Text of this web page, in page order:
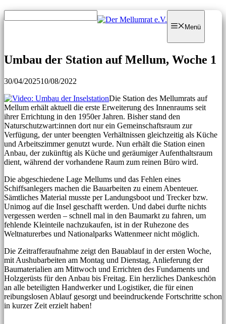
Zum
Inhalt
Zum
Inhalt
Menü
Umbau der Station auf Mellum, Woche 1
30/04/202510/08/2022
Die Station des Mellumrats auf
Mellum erhält aktuell die erste Erweiterung des Innenraums seit
ihrer Errichtung in den 1950er Jahren. Bisher stand den
Naturschutzwart:innen dort nur ein Gemeinschaftsraum zur
Verfügung, der unter beengten Verhältnissen gleichzeitig als Küche
und Arbeitszimmer genutzt wurde. Nun erhält die Station einen
Anbau, der zukünftig als Küche und geräumiger Aufenthaltsraum
dient, während der vorhandene Raum zum reinen Büro wird.
Die abgeschiedene Lage Mellums und das Fehlen eines
Schiffsanlegers machen die Bauarbeiten zu einem Abenteuer.
Sämtliches Material musste per Landungsboot und Trecker bzw.
Unimog auf die Insel geschafft werden. Und dabei durfte nichts
vergessen werden – schnell mal in den Baumarkt zu fahren, um
fehlende Kleinteile nachzukaufen, ist in der Ruhezone des
Weltnaturerbes und Nationalparks Wattenmeer nicht möglich.
Die Zeitrafferaufnahme zeigt den Bauablauf in der ersten Woche,
mit Aushubarbeiten am Montag und Dienstag, Anlieferung der
Baumaterialien am Mittwoch und Errichten des Fundaments und
Holzgerüsts für den Anbau bis Freitag. Ein herzliches Dankeschön
an alle beteiligten Handwerker und Logistiker, die für einen
reibungslosen Ablauf gesorgt und beeindruckende Fortschritte schon
in kurzer Zeit erzielt haben!